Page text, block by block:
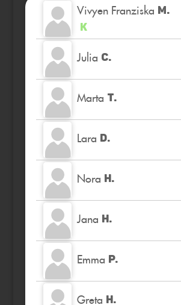
Vivyen Franziska M.
K
Julia C.
Marta T.
Lara D.
Nora H.
Jana H.
Emma P.
Greta H.